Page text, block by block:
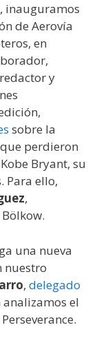
inauguramos
de Aerovía
en
y
sobre la
perdieron
Bryant, su
Para ello,
,
una nueva
nuestro
, delegado
analizamos el